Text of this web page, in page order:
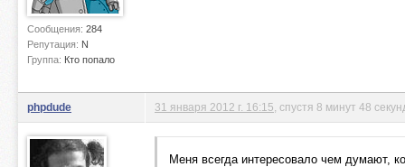
Сообщения: 284
Репутация: N
Группа: Кто попало
phpdude 31 января 2012 г. 16:15 , спустя 8 минут 48
Меня всегда интересовало чем думают,